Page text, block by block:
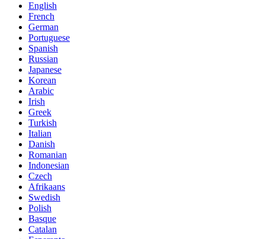
English
French
German
Portuguese
Spanish
Russian
Japanese
Korean
Arabic
Irish
Greek
Turkish
Italian
Danish
Romanian
Indonesian
Czech
Afrikaans
Swedish
Polish
Basque
Catalan